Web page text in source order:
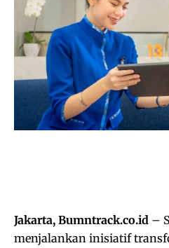
Jakarta, Bumntrack.co.id –
menjalankan inisiatif